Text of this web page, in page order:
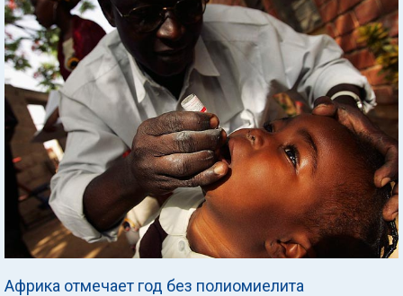
Африка отмечает год без полиомиелита